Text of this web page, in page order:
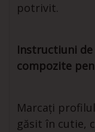
potrivit.
Instructiuni
compozite
Marcați
găsit în cutie,